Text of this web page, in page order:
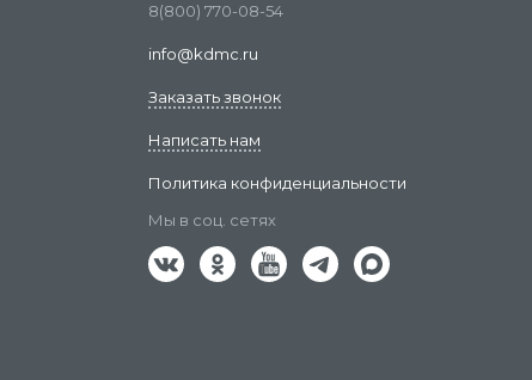
8(800) 770-08-54
info@kdmc.ru
Заказать звонок
Написать нам
Политика конфиденциальности
Мы в соц. сетях